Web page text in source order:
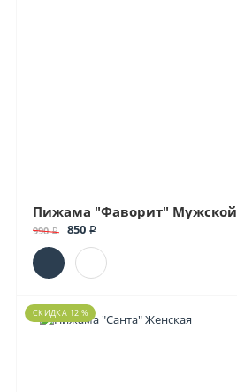
Пижама "Фаворит" Мужской
990 ₽ 850 ₽
СКИДКА 12 %